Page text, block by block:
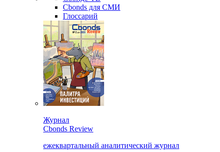
Новости & Research Hub
Новости рынка
Research Hub
Сбондс-ТВ
Cbonds для СМИ
Глоссарий